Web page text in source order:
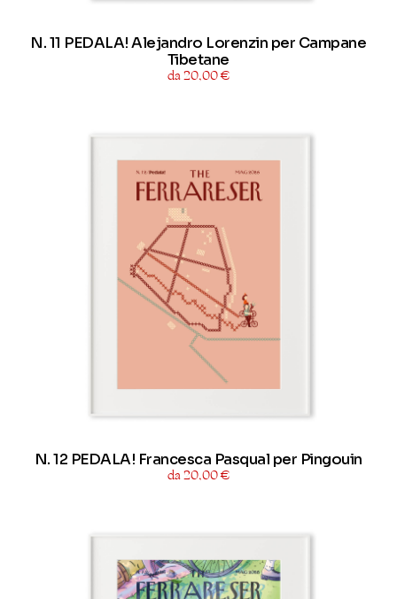
N. 11 PEDALA! Alejandro Lorenzin per Campane
Tibetane
da 20,00 €
N. 12 PEDALA! Francesca Pasqual per Pingouin
da 20,00 €